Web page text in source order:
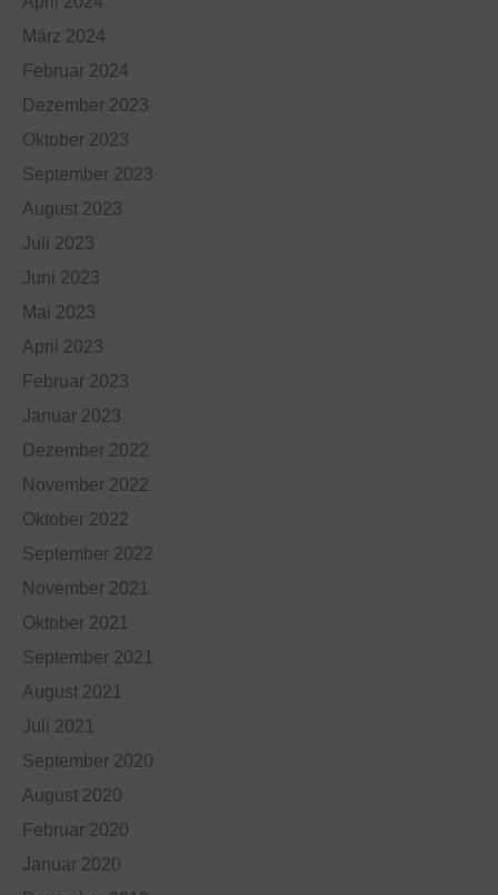
März 2024
Februar 2024
Dezember 2023
Oktober 2023
September 2023
August 2023
Juli 2023
Juni 2023
Mai 2023
April 2023
Februar 2023
Januar 2023
Dezember 2022
November 2022
Oktober 2022
September 2022
November 2021
Oktober 2021
September 2021
August 2021
Juli 2021
September 2020
August 2020
Februar 2020
Januar 2020